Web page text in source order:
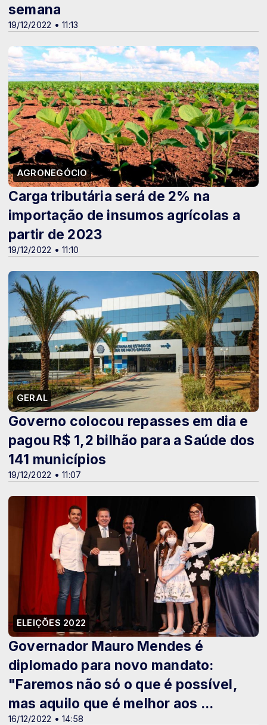
19/12/2022 • 11:13
semana
AGRONEGÓCIO
19/12/2022 • 11:10
Carga tributária será de 2% na
importação de insumos agrícolas a
partir de 2023
GERAL
19/12/2022 • 11:07
Governo colocou repasses em dia e
pagou R$ 1,2 bilhão para a Saúde dos
141 municípios
ELEIÇÕES 2022
16/12/2022 • 14:58
Governador Mauro Mendes é
diplomado para novo mandato:
"Faremos não só o que é possível,
mas aquilo que é melhor aos ...